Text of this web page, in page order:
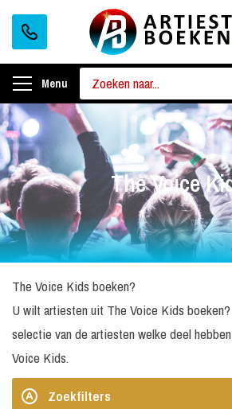
Menu
The Voice
The Voice Kids boeken?
U wilt artiesten uit The Voice Kids
selectie van de artiesten welke deel
Voice Kids.
Zoekfilters